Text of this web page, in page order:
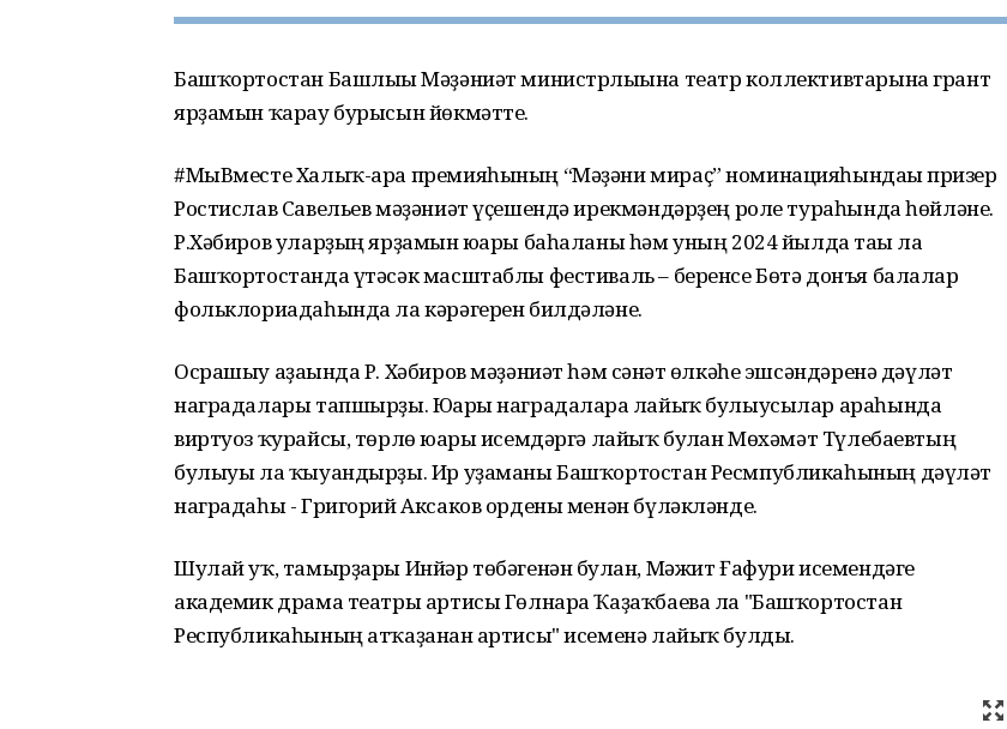
Башҡортостан Башлығы Мәҙәниәт министрлығына театр коллективтарына грант
ярҙамын ҡарау бурысын йөкмәтте.
#МыВместе Халыҡ-ара премияһының “Мәҙәни мираҫ” номинацияһындағы призер
Ростислав Савельев мәҙәниәт үҫешендә ирекмәндәрҙең роле тураһында һөйләне.
Р.Хәбиров уларҙың ярҙамын юғары баһаланы һәм уның 2024 йылда тағы ла
Башҡортостанда үтәсәк масштаблы фестиваль – беренсе Бөтә донъя балалар
фольклориадаһында ла кәрәгерен билдәләне.
Осрашыу аҙағында Р. Хәбиров мәҙәниәт һәм сәнғәт өлкәһе эшсәндәренә дәүләт
наградалары тапшырҙы. Юғары наградаларға лайыҡ булыусылар араһында
виртуоз ҡурайсы, төрлө юғары исемдәргә лайыҡ булған Мөхәмәт Түлебаевтың
булыуы ла ҡыуандырҙы. Ир уҙаманы Башҡортостан Ресмпубликаһының дәүләт
наградаһы - Григорий Аксаков ордены менән бүләкләнде.
Шулай уҡ, тамырҙары Инйәр төбәгенән булған, Мәжит Ғафури исемендәге
академик драма театры артисы Гөлнара Ҡаҙаҡбаева ла "Башҡортостан
Республикаһының атҡаҙанған артисы" исеменә лайыҡ булды.